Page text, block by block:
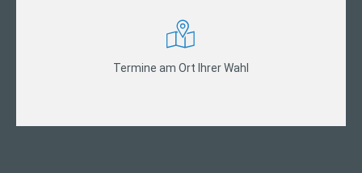
Termine am Ort Ihrer Wahl